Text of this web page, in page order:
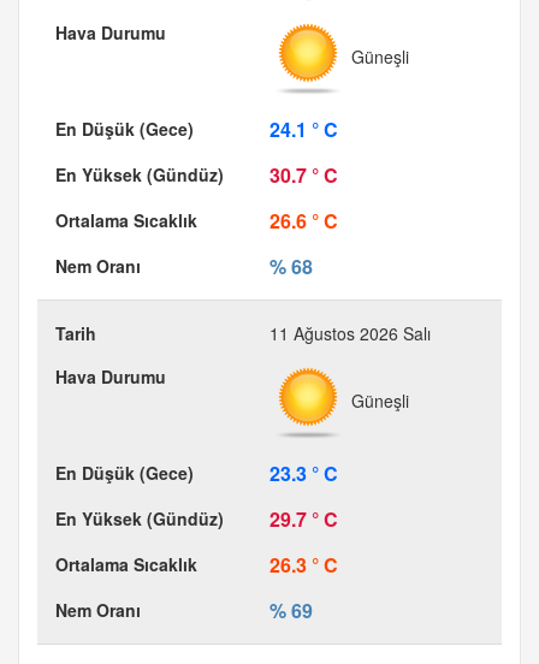
Güneşli
24.1 ° C
30.7 ° C
26.6 ° C
% 68
11 Ağustos 2026 Salı
Güneşli
23.3 ° C
29.7 ° C
26.3 ° C
% 69